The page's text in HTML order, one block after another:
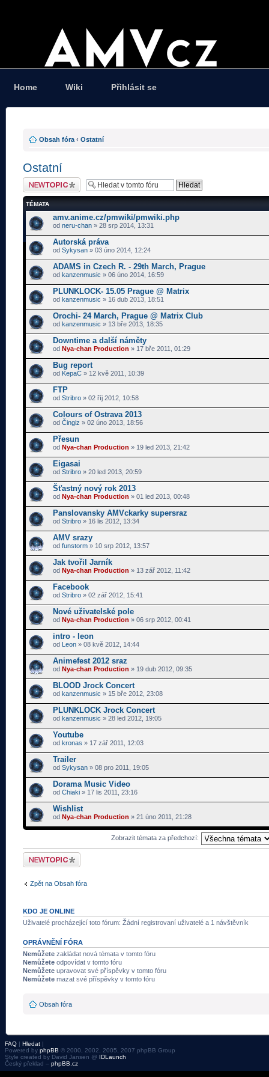
Home Wiki Přihlásit se
Obsah fóra ‹ Ostatní
Ostatní
Odeslat nové téma
TÉMATA
amv.anime.cz/pmwiki/pmwiki.php
od neru-chan » 28 srp 2014, 13:31
Autorská práva
od Sykysan » 03 úno 2014, 12:24
ADAMS in Czech R. - 29th March, Prague
od kanzenmusic » 06 úno 2014, 16:59
PLUNKLOCK- 15.05 Prague @ Matrix
od kanzenmusic » 16 dub 2013, 18:51
Orochi- 24 March, Prague @ Matrix Club
od kanzenmusic » 13 bře 2013, 18:35
Downtime a další náměty
od Nya-chan Production » 17 bře 2011, 01:29
Bug report
od KepaC » 12 kvě 2011, 10:39
FTP
od Stribro » 02 říj 2012, 10:58
Colours of Ostrava 2013
od Čingiz » 02 úno 2013, 18:56
Přesun
od Nya-chan Production » 19 led 2013, 21:42
Eigasai
od Stribro » 20 led 2013, 20:59
Šťastný nový rok 2013
od Nya-chan Production » 01 led 2013, 00:48
Panslovansky AMVckarky supersraz
od Stribro » 16 lis 2012, 13:34
AMV srazy
od funstorm » 10 srp 2012, 13:57
Jak tvořil Jarník
od Nya-chan Production » 13 zář 2012, 11:42
Facebook
od Stribro » 02 zář 2012, 15:41
Nové uživatelské pole
od Nya-chan Production » 06 srp 2012, 00:41
intro - leon
od Leon » 08 kvě 2012, 14:44
Animefest 2012 sraz
od Nya-chan Production » 19 dub 2012, 09:35
BLOOD Jrock Concert
od kanzenmusic » 15 bře 2012, 23:08
PLUNKLOCK Jrock Concert
od kanzenmusic » 28 led 2012, 19:05
Youtube
od kronas » 17 zář 2011, 12:03
Trailer
od Sykysan » 08 pro 2011, 19:05
Dorama Music Video
od Chiaki » 17 lis 2011, 23:16
Wishlist
od Nya-chan Production » 21 úno 2011, 21:28
Zobrazit témata za předchozí:
Odeslat nové téma
Zpět na Obsah fóra
KDO JE ONLINE
Uživatelé procházející toto fórum: Žádní registrovaní uživatelé a 1 návštěvník
OPRÁVNĚNÍ FÓRA
Nemůžete zakládat nová témata v tomto fóru
Nemůžete odpovídat v tomto fóru
Nemůžete upravovat své příspěvky v tomto fóru
Nemůžete mazat své příspěvky v tomto fóru
Obsah fóra
FAQ | Hledat |
Powered by phpBB © 2000, 2002, 2005, 2007 phpBB Group
Style created by David Jansen @ IDLaunch
Český překlad – phpBB.cz